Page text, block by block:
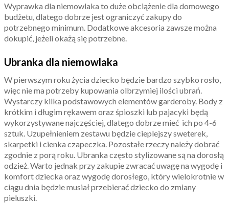
Wyprawka dla niemowlaka to duże obciążenie dla domowego
budżetu, dlatego dobrze jest ograniczyć zakupy do
potrzebnego minimum. Dodatkowe akcesoria zawsze można
dokupić, jeżeli okażą się potrzebne.
Ubranka dla niemowlaka
W pierwszym roku życia dziecko będzie bardzo szybko rosło,
więc nie ma potrzeby kupowania olbrzymiej ilości ubrań.
Wystarczy kilka podstawowych elementów garderoby. Body z
krótkim i długim rękawem oraz śpioszki lub pajacyki będą
wykorzystywane najczęściej, dlatego dobrze mieć ich po 4-6
sztuk. Uzupełnieniem zestawu będzie cieplejszy sweterek,
skarpetki i cienka czapeczka. Pozostałe rzeczy należy dobrać
zgodnie z porą roku. Ubranka często stylizowane są na dorosłą
odzież. Warto jednak przy zakupie zwracać uwagę na wygodę i
komfort dziecka oraz wygodę dorosłego, który wielokrotnie w
ciągu dnia będzie musiał przebierać dziecko do zmiany
pieluszki.